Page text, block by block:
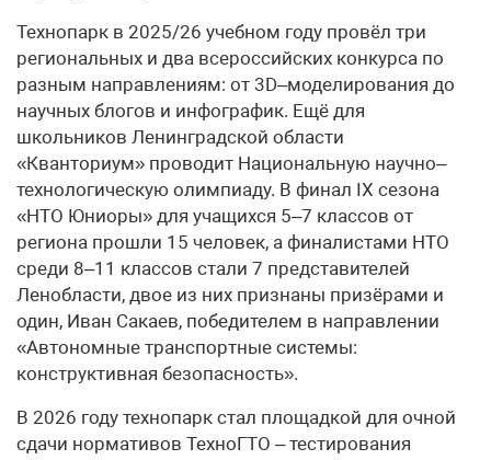
Технопарк в 2025/26 учебном году провёл три
региональных и два всероссийских конкурса по
разным направлениям: от 3D–моделирования до
научных блогов и инфографик. Ещё для
школьников Ленинградской области
«Кванториум» проводит Национальную научно–
технологическую олимпиаду. В финал IX сезона
«НТО Юниоры» для учащихся 5–7 классов от
региона прошли 15 человек, а финалистами НТО
среди 8–11 классов стали 7 представителей
Ленобласти, двое из них признаны призёрами и
один, Иван Сакаев, победителем в направлении
«Автономные транспортные системы:
конструктивная безопасность».
В 2026 году технопарк стал площадкой для очной
сдачи нормативов ТехноГТО – тестирования